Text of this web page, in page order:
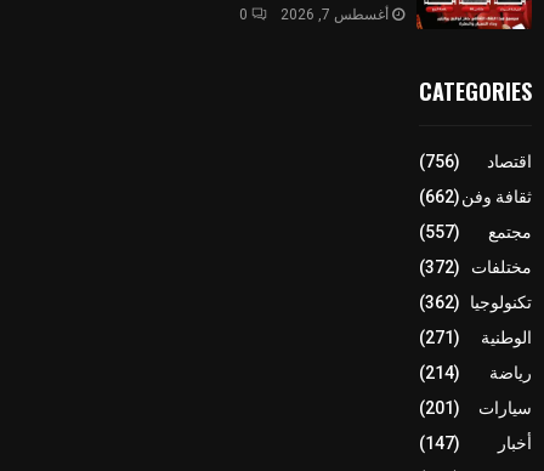
أغسطس 7, 2026 0
CATEGORIES
اقتصاد
(756)
ثقافة وفن(662)
مجتمع
(557)
مختلفات
(372)
تكنولوجيا
(362)
الوطنية
(271)
رياضة
(214)
سيارات
(201)
أخبار
(147)